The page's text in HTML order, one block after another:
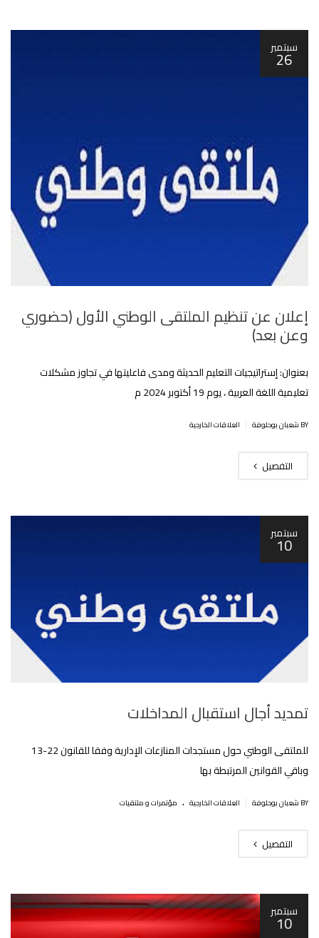
سبتمبر
26
إعلان عن تنظيم الملتقى الوطني الأول (حضوري
وعن بعد)
بعنوان: إستراتيجيات التعليم الحديثة ومدى فاعليتها في تجاوز مشكلات
تعليمية اللغة العربية ، يوم 19 أكتوبر 2024 م
BY شعبان بوحلوفة العلاقات الخارجية
التفصيل
سبتمبر
10
تمديد أجال استقبال المداخلات
للملتقى الوطني حول مستجدات المنازعات الإدارية وفقا للقانون 22-13
وباقي القوانين المرتبطة بها‎‎
BY شعبان بوحلوفة العلاقات الخارجية . مؤتمرات و ملتقيات
التفصيل
سبتمبر
10